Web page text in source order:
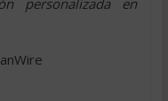
personalizada en